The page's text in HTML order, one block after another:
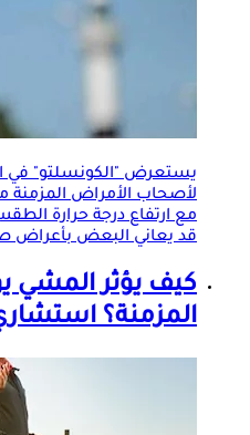
يستعرض "الكونسلتو" في
لأصحابالأمراض المزمنة
مع ارتفاع درجة حرارة
قد يعاني البعض بأعراض
كيف يؤثر المشي
المزمنة؟